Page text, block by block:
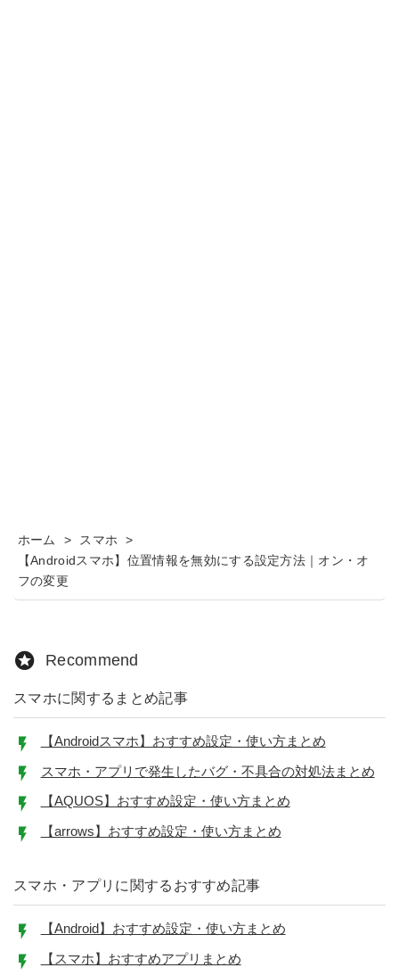
ホーム > スマホ
>
【Androidスマホ】位置情報を無効にする設定方法｜オン・オ
フの変更
Recommend
スマホに関するまとめ記事
【Androidスマホ】おすすめ設定・使い方まとめ
スマホ・アプリで発生したバグ・不具合の対処法まとめ
【AQUOS】おすすめ設定・使い方まとめ
【arrows】おすすめ設定・使い方まとめ
スマホ・アプリに関するおすすめ記事
【Android】おすすめ設定・使い方まとめ
【スマホ】おすすめアプリまとめ